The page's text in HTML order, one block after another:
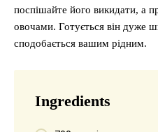
поспішайте його викидати, а
овочами. Готується він дуже
сподобається вашим рідним.
Ingredients